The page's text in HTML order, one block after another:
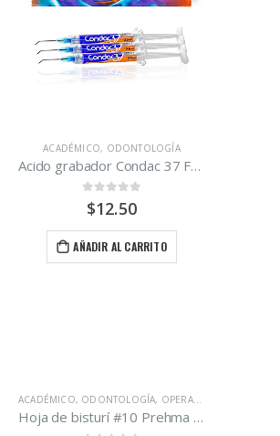
ACADÉMICO, ODONTOLOGÍA
Acido grabador Condac 37 FGM paquete 3 jeringas 2.5 ml.
out of 5
$12.50
AÑADIR AL CARRITO
ACADÉMICO, ODONTOLOGÍA, OPERATORIA DENTAL
Hoja de bisturí #10 Prehma caja de 100 unidades